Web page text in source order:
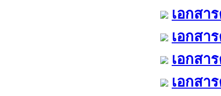
เอกสา
เอกสา
เอกสา
เอกสา